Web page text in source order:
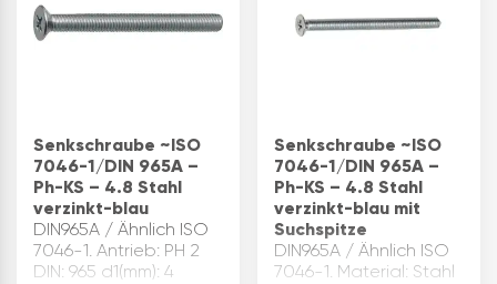
Senkschraube ~ISO
7046-1/DIN 965A –
Ph-KS – 4.8 Stahl
verzinkt-blau
DIN965A / Ähnlich ISO
7046-1. Antrieb: PH 2
DIN: 965 d1(mm): 4
Senkschraube ~ISO
7046-1/DIN 965A –
Ph-KS – 4.8 Stahl
verzinkt-blau mit
Suchspitze
DIN965A / Ähnlich ISO
7046-1. Material: Stahl